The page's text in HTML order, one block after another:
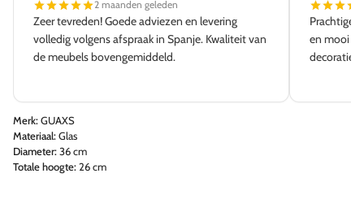
2 maanden geleden
Zeer tevreden! Goede adviezen en levering
volledig volgens afspraak in Spanje. Kwaliteit van
de meubels bovengemiddeld.
Prachtige
en mooi
decoratie
Merk:GUAXS
Materiaal:Glas
Diameter:36 cm
Totale hoogte:26 cm